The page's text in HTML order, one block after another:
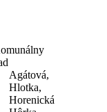
Agátová,
Hlotka,
Horenická